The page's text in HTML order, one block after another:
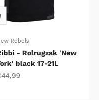
Rebels
- Rolrugzak 'New
black 17-21L